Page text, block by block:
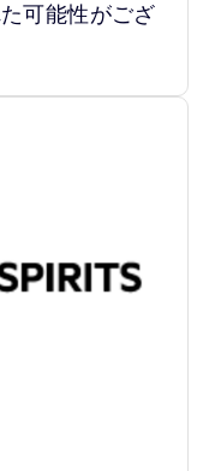
可能性がござ